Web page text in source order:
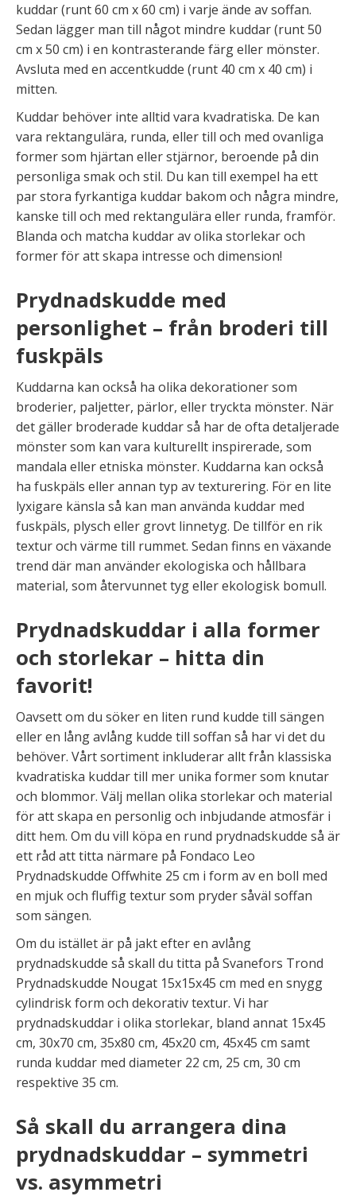
kuddar (runt 60 cm x 60 cm) i varje ände av soffan.
Sedan lägger man till något mindre kuddar (runt 50
cm x 50 cm) i en kontrasterande färg eller mönster.
Avsluta med en accentkudde (runt 40 cm x 40 cm) i
mitten.
Kuddar behöver inte alltid vara kvadratiska. De kan
vara rektangulära, runda, eller till och med ovanliga
former som hjärtan eller stjärnor, beroende på din
personliga smak och stil. Du kan till exempel ha ett
par stora fyrkantiga kuddar bakom och några mindre,
kanske till och med rektangulära eller runda, framför.
Blanda och matcha kuddar av olika storlekar och
former för att skapa intresse och dimension!
Prydnadskudde med
personlighet – från broderi till
fuskpäls
Kuddarna kan också ha olika dekorationer som
broderier, paljetter, pärlor, eller tryckta mönster. När
det gäller broderade kuddar så har de ofta detaljerade
mönster som kan vara kulturellt inspirerade, som
mandala eller etniska mönster. Kuddarna kan också
ha fuskpäls eller annan typ av texturering. För en lite
lyxigare känsla så kan man använda kuddar med
fuskpäls, plysch eller grovt linnetyg. De tillför en rik
textur och värme till rummet. Sedan finns en växande
trend där man använder ekologiska och hållbara
material, som återvunnet tyg eller ekologisk bomull.
Prydnadskuddar i alla former
och storlekar – hitta din
favorit!
Oavsett om du söker en liten rund kudde till sängen
eller en lång avlång kudde till soffan så har vi det du
behöver. Vårt sortiment inkluderar allt från klassiska
kvadratiska kuddar till mer unika former som knutar
och blommor. Välj mellan olika storlekar och material
för att skapa en personlig och inbjudande atmosfär i
ditt hem. Om du vill köpa en rund prydnadskudde så är
ett råd att titta närmare på Fondaco Leo
Prydnadskudde Offwhite 25 cm i form av en boll med
en mjuk och fluffig textur som pryder såväl soffan
som sängen.
Om du istället är på jakt efter en avlång
prydnadskudde så skall du titta på Svanefors Trond
Prydnadskudde Nougat 15x15x45 cm med en snygg
cylindrisk form och dekorativ textur. Vi har
prydnadskuddar i olika storlekar, bland annat 15x45
cm, 30x70 cm, 35x80 cm, 45x20 cm, 45x45 cm samt
runda kuddar med diameter 22 cm, 25 cm, 30 cm
respektive 35 cm.
Så skall du arrangera dina
prydnadskuddar – symmetri
vs. asymmetri